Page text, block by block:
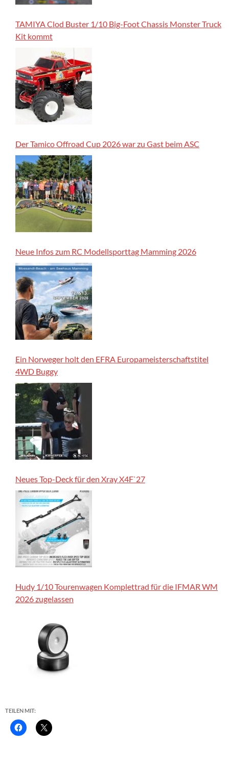
TAMIYA Clod Buster 1/10 Big-Foot Chassis Monster Truck
Kit kommt
Der Tamico Offroad Cup 2026 war zu Gast beim ASC
Neue Infos zum RC Modellsporttag Mamming 2026
Ein Norweger holt den EFRA Europameisterschaftstitel
4WD Buggy
Neues Top-Deck für den Xray X4F`27
Hudy 1/10 Tourenwagen Komplettrad für die IFMAR WM
2026 zugelassen
TEILEN MIT: